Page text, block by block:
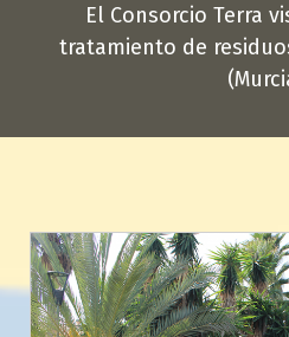
El Consorcio Terra
tratamiento de